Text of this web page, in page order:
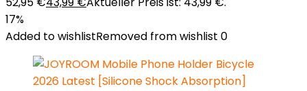
17%
Added to wishlistRemoved from wishlist 0